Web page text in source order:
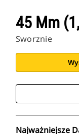
45 Mm
Sworznie
Najważniejsze